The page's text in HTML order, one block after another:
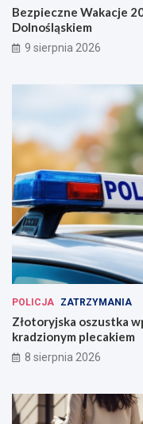
Bezpieczne Wakacje
Dolnośląskiem
9 sierpnia 2026
POLICJA ZATRZYMANIA
Złotoryjska oszustka
kradzionym plecakiem
8 sierpnia 2026